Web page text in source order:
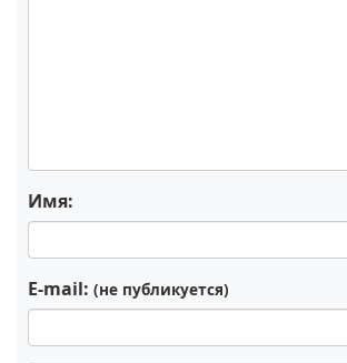
Имя:
E-mail: (не публикуется)